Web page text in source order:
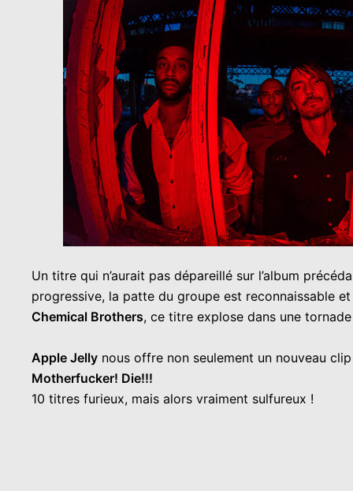
Un titre qui n’aurait pas dépareillé sur l’album
progressive, la patte du groupe est reconnaissable
Chemical Brothers, ce titre explose dans une
Apple Jelly nous offre non seulement un nouveau
Motherfucker! Die!!!
10 titres furieux, mais alors vraiment sulfureux !